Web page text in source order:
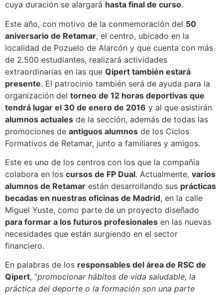
cuya duración se alargará hasta final de curso.
Este año, con motivo de la conmemoración del 50
aniversario de Retamar, el centro, ubicado en la
localidad de Pozuelo de Alarcón y que cuenta con más
de 2.500 estudiantes, realizará actividades
extraordinarias en las que Qipert también estará
presente. El patrocinio también será de ayuda para la
organización del torneo de 12 horas deportivas que
tendrá lugar el 30 de enero de 2016 y al que asistirán
alumnos actuales de la sección, además de todas las
promociones de antiguos alumnos de los Ciclos
Formativos de Retamar, junto a familiares y amigos.
Este es uno de los centros con los que la compañía
colabora en los cursos de FP Dual. Actualmente, varios
alumnos de Retamar están desarrollando sus prácticas
becadas en nuestras oficinas de Madrid, en la calle
Miguel Yuste, como parte de un proyecto diseñado
para formar a los futuros profesionales en las nuevas
necesidades que están surgiendo en el sector
financiero.
En palabras de los responsables del área de RSC de
Qipert, “promocionar hábitos de vida saludable, la
práctica del deporte o la formación son una parte